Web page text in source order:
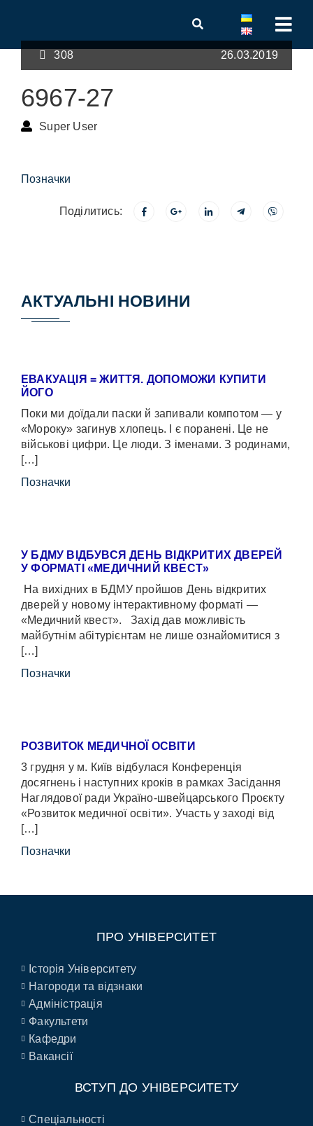
308 26.03.2019
6967-27
Super User
Позначки
Поділитись:
АКТУАЛЬНІ НОВИНИ
ЕВАКУАЦІЯ = ЖИТТЯ. ДОПОМОЖИ КУПИТИ
ЙОГО
Поки ми доїдали паски й запивали компотом — у
«Мороку» загинув хлопець. І є поранені. Це не
військові цифри. Це люди. З іменами. З родинами,
[…]
Позначки
У БДМУ ВІДБУВСЯ ДЕНЬ ВІДКРИТИХ ДВЕРЕЙ
У ФОРМАТІ «МЕДИЧНИЙ КВЕСТ»
На вихідних в БДМУ пройшов День відкритих
дверей у новому інтерактивному форматі —
«Медичний квест». Захід дав можливість
майбутнім абітурієнтам не лише ознайомитися з
[…]
Позначки
РОЗВИТОК МЕДИЧНОЇ ОСВІТИ
3 грудня у м. Київ відбулася Конференція
досягнень і наступних кроків в рамках Засідання
Наглядової ради Україно-швейцарського Проєкту
«Розвиток медичної освіти». Участь у заході від
[…]
Позначки
ПРО УНІВЕРСИТЕТ
Історія Університету
Нагороди та відзнаки
Адміністрація
Факультети
Кафедри
Вакансії
ВСТУП ДО УНІВЕРСИТЕТУ
Спеціальності